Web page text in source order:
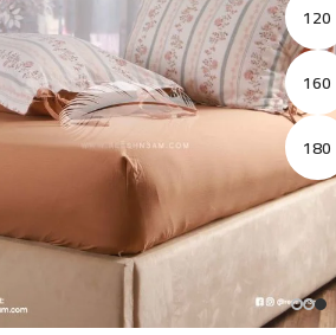
120
160
180